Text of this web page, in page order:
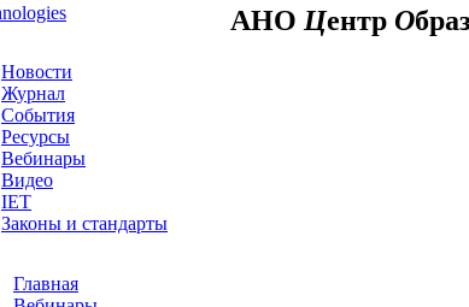
АНО Центр О
Новости
Журнал
События
Ресурсы
Вебинары
Видео
IET
Законы и стандарты
Главная